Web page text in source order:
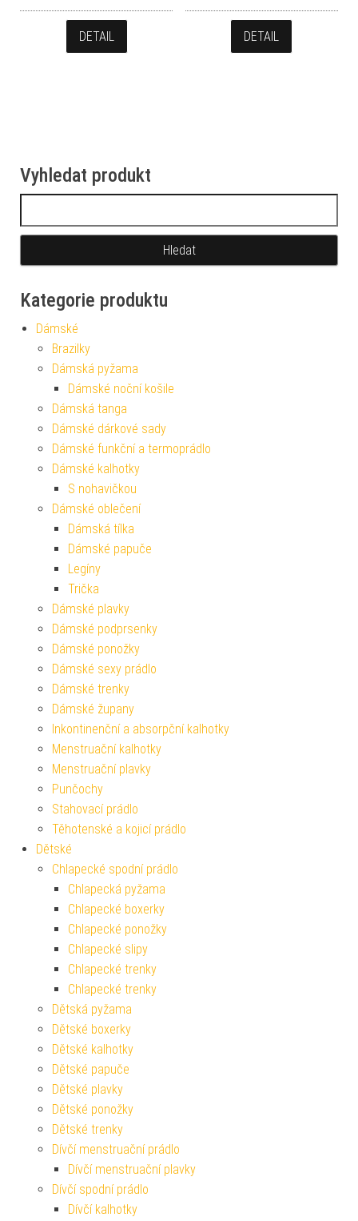
DETAIL DETAIL
Vyhledat produkt
Kategorie produktu
Dámské
Brazilky
Dámská pyžama
Dámské noční košile
Dámská tanga
Dámské dárkové sady
Dámské funkční a termoprádlo
Dámské kalhotky
S nohavičkou
Dámské oblečení
Dámská tílka
Dámské papuče
Legíny
Trička
Dámské plavky
Dámské podprsenky
Dámské ponožky
Dámské sexy prádlo
Dámské trenky
Dámské župany
Inkontinenční a absorpční kalhotky
Menstruační kalhotky
Menstruační plavky
Punčochy
Stahovací prádlo
Těhotenské a kojicí prádlo
Dětské
Chlapecké spodní prádlo
Chlapecká pyžama
Chlapecké boxerky
Chlapecké ponožky
Chlapecké slipy
Chlapecké trenky
Chlapecké trenky
Dětská pyžama
Dětské boxerky
Dětské kalhotky
Dětské papuče
Dětské plavky
Dětské ponožky
Dětské trenky
Dívčí menstruační prádlo
Dívčí menstruační plavky
Dívčí spodní prádlo
Dívčí kalhotky